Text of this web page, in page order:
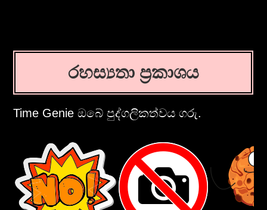
රහස්‍යතා ප්‍රකාශය
Time Genie ඔබේ පුද්ගලිකත්වය ගරු.